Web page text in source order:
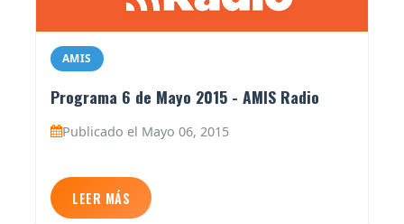
AMIS
Programa 6 de Mayo 2015 - AMIS Radio
Publicado el Mayo 06, 2015
LEER MÁS